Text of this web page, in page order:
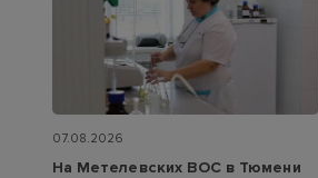
07.08.2026
На Метелевских ВОС в Тюмени